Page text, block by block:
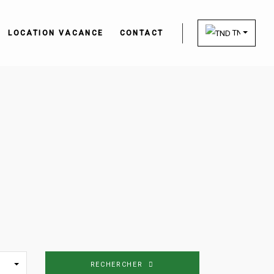
LOCATION VACANCE CONTACT TND
RECHERCHER